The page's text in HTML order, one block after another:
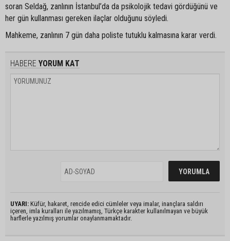
soran Seldağ, zanlının İstanbul’da da psikolojik tedavi gördüğünü ve
her gün kullanması gereken ilaçlar olduğunu söyledi.
Mahkeme, zanlının 7 gün daha poliste tutuklu kalmasına karar verdi.
HABERE YORUM KAT
UYARI: Küfür, hakaret, rencide edici cümleler veya imalar, inançlara saldırı
içeren, imla kuralları ile yazılmamış, Türkçe karakter kullanılmayan ve büyük
harflerle yazılmış yorumlar onaylanmamaktadır.